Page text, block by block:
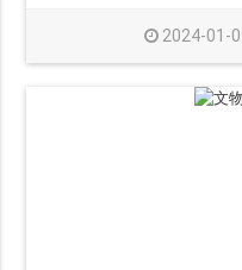
2024-01-